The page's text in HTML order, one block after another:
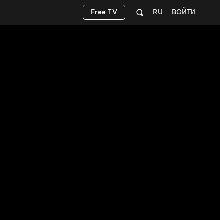
ВОЙТИ
RU
Free TV